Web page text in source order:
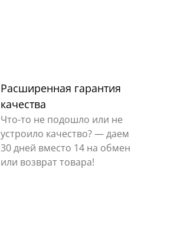
Расширенная гарантия
качества
Что-то не подошло или не
устроило качество? — даем
30 дней вместо 14 на обмен
или возврат товара!